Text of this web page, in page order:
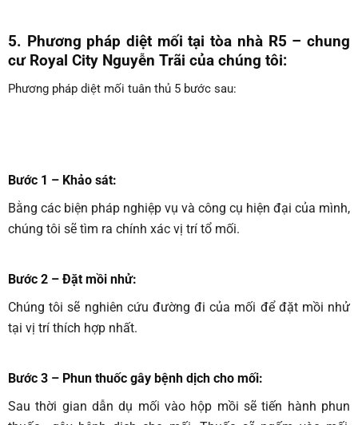
5. Phương pháp diệt mối tại tòa nhà R5 – chung
cư Royal City Nguyễn Trãi của chúng tôi:
Phương pháp diệt mối tuân thủ 5 bước sau:
Bước 1 – Khảo sát:
Bằng các biện pháp nghiệp vụ và công cụ hiện đại của mình,
chúng tôi sẽ tìm ra chính xác vị trí tổ mối.
Bước 2 – Đặt mồi nhử:
Chúng tôi sẽ nghiên cứu đường đi của mối để đặt mồi nhử
tại vị trí thích hợp nhất.
Bước 3 – Phun thuốc gây bệnh dịch cho mối:
Sau thời gian dẫn dụ mối vào hộp mồi sẽ tiến hành phun